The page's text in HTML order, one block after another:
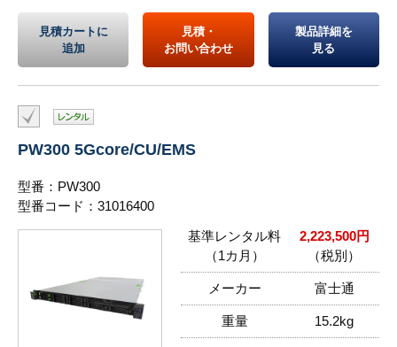
見積カートに
追加
見積・
お問い合わせ
製品詳細を
見る
PW300 5Gcore/CU/EMS
型番：PW300
型番コード：31016400
基準レンタル料
（1カ月）
2,223,500円
（税別）
メーカー 富士通
重量 15.2kg